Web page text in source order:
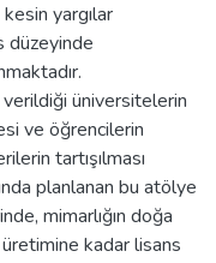
yargılar
düzeyinde
verildiği üniversitelerin
ve öğrencilerin
tartışılması
planlanan bu atölye
mimarlığın doğa
kadar lisans